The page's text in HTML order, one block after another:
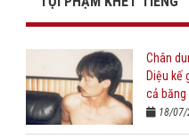
Chân
Diệu kế
cả băng
18/07/